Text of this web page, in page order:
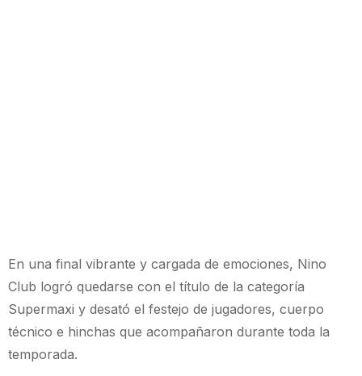
En una final vibrante y cargada de emociones, Nino
Club logró quedarse con el título de la categoría
Supermaxi y desató el festejo de jugadores, cuerpo
técnico e hinchas que acompañaron durante toda la
temporada.